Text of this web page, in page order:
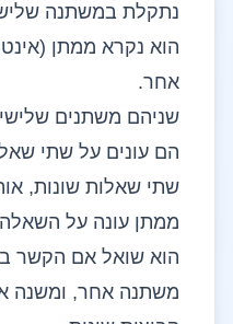
הוא נקרא ממתן
אחר.
הם עונים על שתי
שתי שאלות שונות,
ממתן עונה על
משתנה אחר, ומשנה